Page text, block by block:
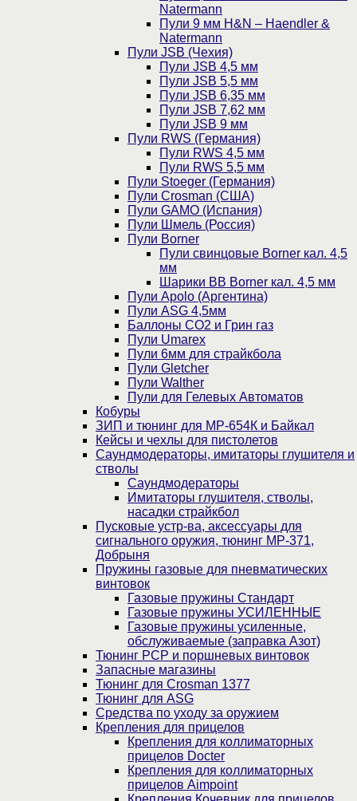
Natermann
Пули 9 мм H&N – Haendler &
Natermann
Пули JSB (Чехия)
Пули JSB 4,5 мм
Пули JSB 5,5 мм
Пули JSB 6,35 мм
Пули JSB 7,62 мм
Пули JSB 9 мм
Пули RWS (Германия)
Пули RWS 4,5 мм
Пули RWS 5,5 мм
Пули Stoeger (Германия)
Пули Crosman (США)
Пули GAMO (Испания)
Пули Шмель (Россия)
Пули Borner
Пули свинцовые Borner кал. 4,5
мм
Шарики BB Borner кал. 4,5 мм
Пули Apolo (Аргентина)
Пули ASG 4,5мм
Баллоны CO2 и Грин газ
Пули Umarex
Пули 6мм для страйкбола
Пули Gletcher
Пули Walther
Пули для Гелевых Автоматов
Кобуры
ЗИП и тюнинг для МР-654К и Байкал
Кейсы и чехлы для пистолетов
Саундмодераторы, имитаторы глушителя и
стволы
Саундмодераторы
Имитаторы глушителя, стволы,
насадки страйкбол
Пусковые устр-ва, аксессуары для
сигнального оружия, тюнинг МР-371,
Добрыня
Пружины газовые для пневматических
винтовок
Газовые пружины Стандарт
Газовые пружины УСИЛЕННЫЕ
Газовые пружины усиленные,
обслуживаемые (заправка Азот)
Тюнинг PCP и поршневых винтовок
Запасные магазины
Тюнинг для Crosman 1377
Тюнинг для ASG
Средства по уходу за оружием
Крепления для прицелов
Крепления для коллиматорных
прицелов Docter
Крепления для коллиматорных
прицелов Aimpoint